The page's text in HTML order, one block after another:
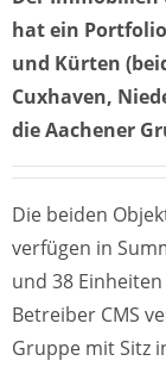
hat ein
und Kürten
Cuxhaven,
die Aachener
Die beiden
verfügen in
und 38
Betreiber CMS
Gruppe mit Sitz